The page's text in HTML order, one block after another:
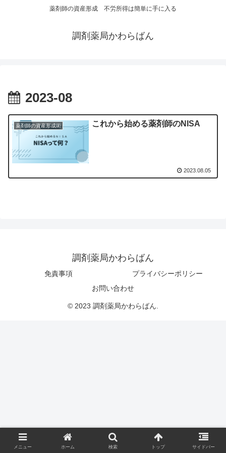
薬剤師の資産形成 不労所得は簡単に手に入る
調剤薬局かわらばん
2023-08
薬剤師の資産形成術 これから始める薬剤師のNISA
2023.08.05
調剤薬局かわらばん
免責事項
プライバシーポリシー
お問い合わせ
© 2023 調剤薬局かわらばん.
メニュー ホーム 検索 トップ サイドバー